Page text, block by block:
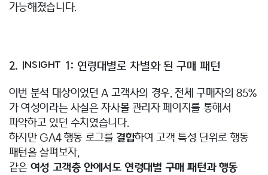
가능해졌습니다.
2. Insight 1: 연령대별로 차별화 된 구매 패턴
이번 분석 대상이었던 A 고객사의 경우, 전체 구매자의 85%
가 여성이라는 사실은 자사몰 관리자 페이지를 통해서
파악하고 있던 수치였습니다.
하지만 GA4 행동 로그를 결합하여 고객 특성 단위로 행동
패턴을 살펴보자,
같은 여성 고객층 안에서도 연령대별 구매 패턴과 행동